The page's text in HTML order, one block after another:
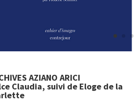
AZIANO ARICI
Claudia, suivi de Eloge de la